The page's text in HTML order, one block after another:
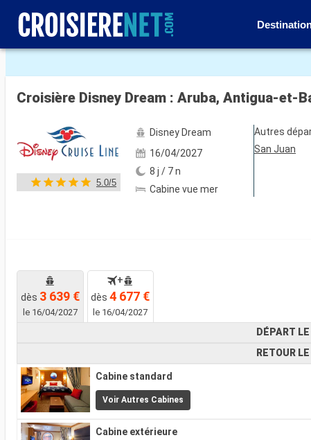
Voir les 56 autres photos
Croisière Disney Dream : Aruba, Antigua-et-
5.0/5
Disney Dream
16/04/2027
8 j / 7 n
Cabine vue mer
Autres
San Juan
dès 3 639 €
le 16/04/2027
+
dès4 677 €
le 16/04/2027
DÉPART LE
RETOUR LE
Cabine standard
Voir Autres Cabines
Cabine extérieure